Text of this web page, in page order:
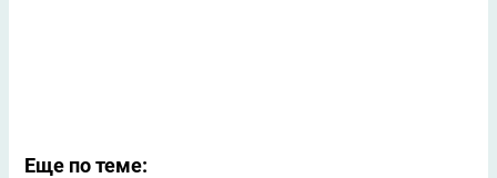
Еще по теме: